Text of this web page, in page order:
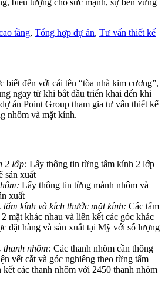
tầng, Tổng hợp dự án, Tư vấn thiết kế
biết đến với cái tên “tòa nhà kim cương”,
ngay từ khi bắt đầu triển khai đến khi
án Point Group tham gia tư vấn thiết kế
nhôm và mặt kính.
2 lớp: Lấy thông tin từng tấm kính 2 lớp
sản xuất
Lấy thông tin từng mảnh nhôm và
xuất
tấm kính và kích thước mặt kính: Các tấm
mặt khác nhau và liên kết các góc khác
đặt hàng và sản xuất tại Mỹ với số lượng
thanh nhôm: Các thanh nhôm cần thông
vết cắt và góc nghiêng theo từng tấm
các thanh nhôm với 2450 thanh nhôm